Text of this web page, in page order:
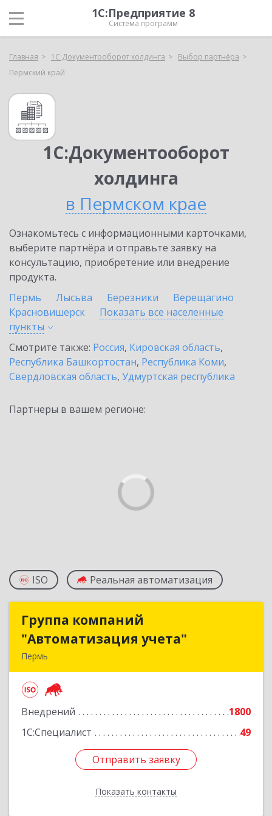
1С:Предприятие 8
Система программ
Главная 1С:Документооборот холдинга
Выбор партнёра
Пермский край
1С:Документооборот
холдинга
в Пермском крае
Ознакомьтесь с информационными карточками,
выберите партнёра и отправьте заявку на
консультацию, приобретение или внедрение
продукта.
Пермь
Лысьва Березники
Верещагино
Красновишерск
Показать все населенные
пункты
Смотрите также: Россия, Кировская область,
Республика Башкортостан, Республика Коми,
Свердловская область, Удмуртская республика
Партнеры в вашем регионе:
ISO Реальная автоматизация
Группа компаний
"Автоматизация учета"
Пермь
Внедрений
1800
1С:Специалист
49
Отправить заявку
Показать контакты
Группа компаний
"Автоматизация учета"
Подробнее
Отправить заявку
Назад